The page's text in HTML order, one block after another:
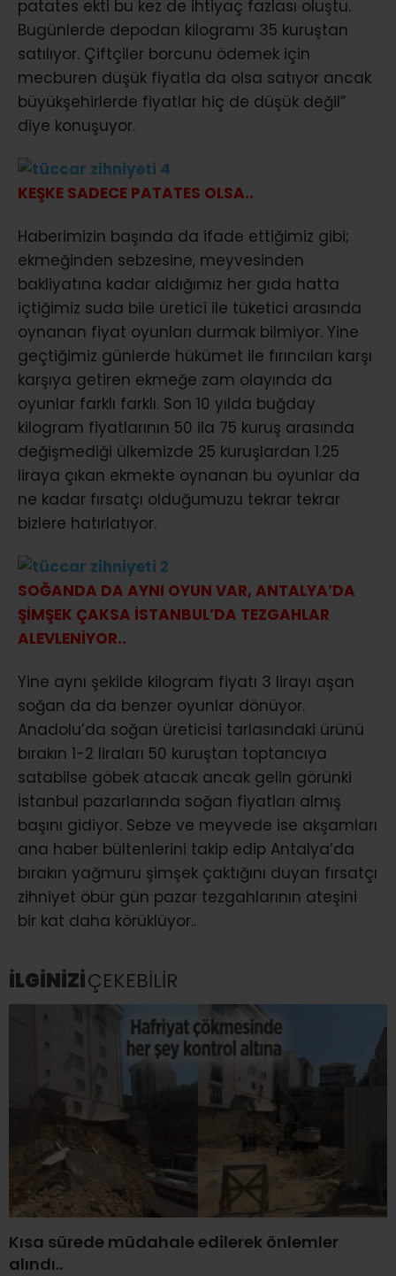
patates ekti bu kez de ihtiyaç fazlası oluştu.
Bugünlerde depodan kilogramı 35 kuruştan
satılıyor. Çiftçiler borcunu ödemek için
mecburen düşük fiyatla da olsa satıyor ancak
büyükşehirlerde fiyatlar hiç de düşük değil”
diye konuşuyor.
KEŞKE SADECE PATATES OLSA..
Haberimizin başında da ifade ettiğimiz gibi;
ekmeğinden sebzesine, meyvesinden
bakliyatına kadar aldığımız her gıda hatta
içtiğimiz suda bile üretici ile tüketici arasında
oynanan fiyat oyunları durmak bilmiyor. Yine
geçtiğimiz günlerde hükümet ile fırıncıları karşı
karşıya getiren ekmeğe zam olayında da
oyunlar farklı farklı. Son 10 yılda buğday
kilogram fiyatlarının 50 ila 75 kuruş arasında
değişmediği ülkemizde 25 kuruşlardan 1.25
liraya çıkan ekmekte oynanan bu oyunlar da
ne kadar fırsatçı olduğumuzu tekrar tekrar
bizlere hatırlatıyor.
SOĞANDA DA AYNI OYUN VAR, ANTALYA’DA
ŞİMŞEK ÇAKSA İSTANBUL’DA TEZGAHLAR
ALEVLENİYOR..
Yine aynı şekilde kilogram fiyatı 3 lirayı aşan
soğan da da benzer oyunlar dönüyor.
Anadolu’da soğan üreticisi tarlasındaki ürünü
bırakın 1-2 liraları 50 kuruştan toptancıya
satabilse göbek atacak ancak gelin görünki
İstanbul pazarlarında soğan fiyatları almış
başını gidiyor. Sebze ve meyvede ise akşamları
ana haber bültenlerini takip edip Antalya’da
bırakın yağmuru şimşek çaktığını duyan fırsatçı
zihniyet öbür gün pazar tezgahlarının ateşini
bir kat daha körüklüyor..
İLGİNİZİÇEKEBİLİR
Kısa sürede müdahale edilerek önlemler
alındı..